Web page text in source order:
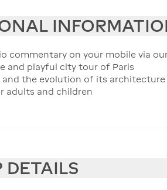
commentary on your mobile via
and playful city tour of Paris
and the evolution of its architecture
adults and children
DETAILS